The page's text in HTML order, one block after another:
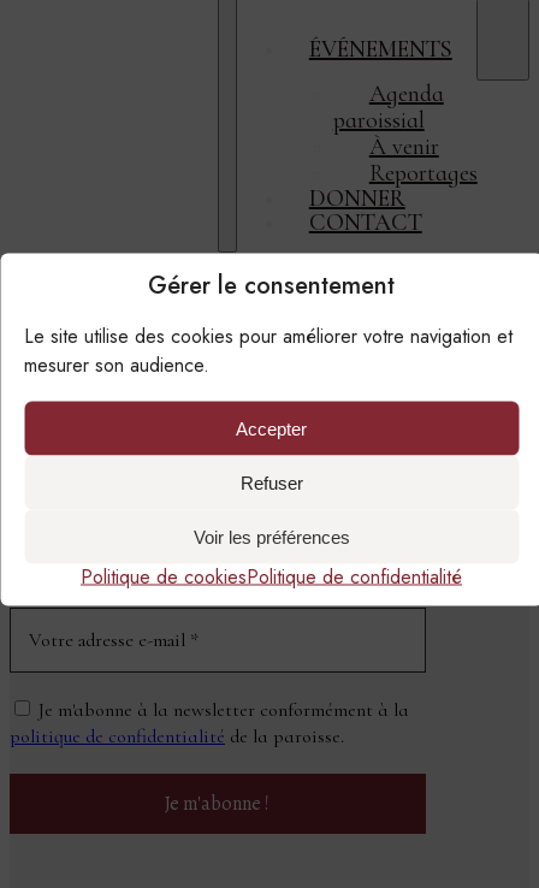
Gérer le consentement
Le site utilise des cookies pour améliorer votre navigation et
mesurer son audience.
Accepter
Refuser
Voir les préférences
Politique de cookiesPolitique de confidentialité
ÉVÉNEMENTS
Agenda
paroissial
À venir
Reportages
DONNER
CONTACT
SUIVRE LA PAROISSE
PAR EMAIL
NEWSLETTER
Je m'abonne à la newsletter conformément à la
politique de confidentialité de la paroisse.